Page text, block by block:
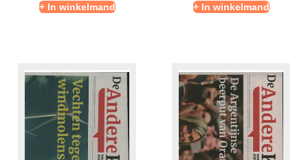
+ In winkelmand + In winkelmand